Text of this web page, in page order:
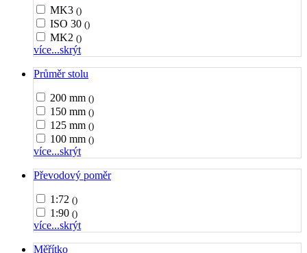
MK3 ()
ISO 30 ()
MK2 ()
více...skrýt
Průměr stolu
200 mm ()
150 mm ()
125 mm ()
100 mm ()
více...skrýt
Převodový poměr
1:72 ()
1:90 ()
více...skrýt
Měřítko